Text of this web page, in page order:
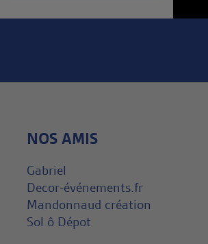
NOS AMIS
Gabriel
Decor-événements.fr
Mandonnaud création
Sol ô Dépot